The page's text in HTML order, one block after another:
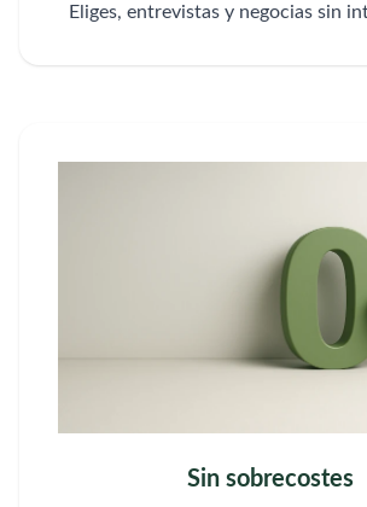
Eliges, entrevistas y negocias sin
Sin sobrecostes